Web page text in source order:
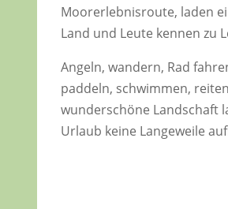
Moorerlebnisroute, laden
Land und Leute kennen zu
Angeln, wandern, Rad
paddeln, schwimmen,
wunderschöne Landschaft
Urlaub keine Langeweile